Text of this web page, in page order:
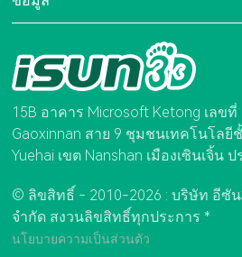
ติดต่อเรา
คำถามที่พบบ่อย
0755-86581960
อีเมล:
Isun3d01@brightcn.net
15B อาคาร Microsoft Ketong เลข
Gaoxinnan สาย 9 ชุมชนเทคโนโลยี
Yuehai เขต Nanshan เมืองเซินเจิ้น
© ลิขสิทธิ์ - 2010-2026 : บริษัท อีซั
จำกัด สงวนลิขสิทธิ์ทุกประการ *
นโยบายความเป็นส่วนตัว